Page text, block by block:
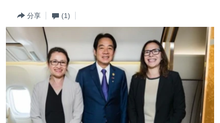
导
航
跳
转
中东
欧洲
美洲
全球议题
人权·法律·宗教
科教·文娱·体健
劳工
环境
热点专题
白宫要闻
美中关系
美国建国250周年
VOA视频
VOA今日焦点
中文广播
关注我们
分享 (1)